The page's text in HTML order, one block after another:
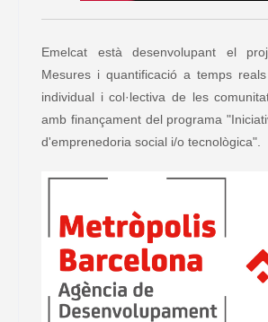
Emelcat està desenvolupant el
Mesures i quantificació a temps
individual i col·lectiva de les
amb finançament del programa
d'emprenedoria social i/o tecnològica".